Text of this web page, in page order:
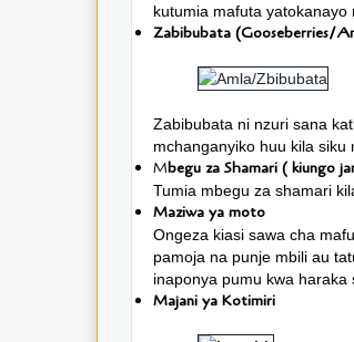
kutumia mafuta yatokanayo
Zabibubata (Gooseberries/
Zabibubata ni nzuri sana
mchanganyiko huu kila siku
Mbegu za Shamari ( kiungo
Tumia mbegu za shamari
Maziwa ya moto
Ongeza kiasi sawa cha
pamoja na punje mbili au
inaponya pumu kwa haraka
Majani ya Kotimiri